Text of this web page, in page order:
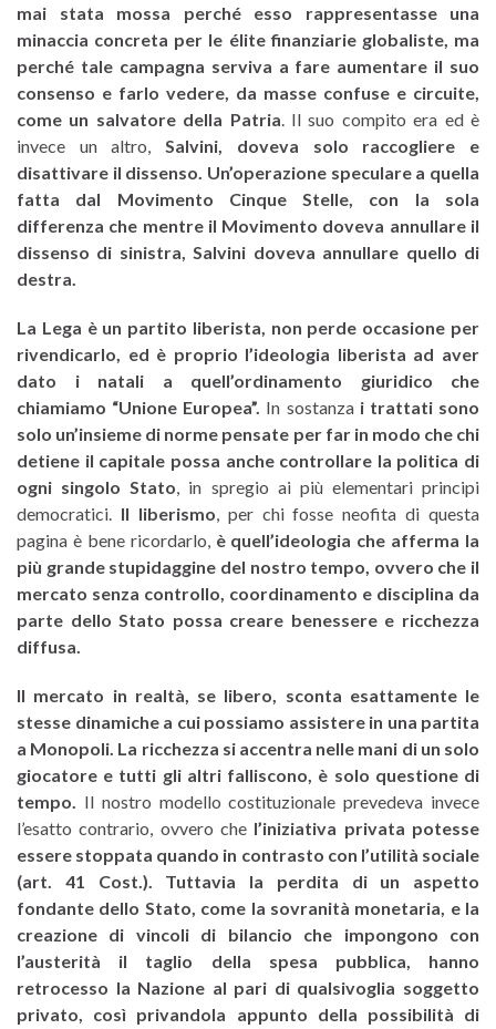
mai stata mossa perché esso rappresentasse una
minaccia concreta per le élite finanziarie globaliste, ma
perché tale campagna serviva a fare aumentare il suo
consenso e farlo vedere, da masse confuse e circuite,
come un salvatore della Patria. Il suo compito era ed è
invece un altro,Salvini, doveva solo raccogliere e
disattivare il dissenso. Un’operazione speculare a quella
fatta dal Movimento Cinque Stelle, con la sola
differenza che mentre il Movimento doveva annullare il
dissenso di sinistra, Salvini doveva annullare quello di
destra.
La Lega è un partito liberista, non perde occasione per
rivendicarlo, ed è proprio l’ideologia liberista ad aver
dato i natali a quell’ordinamento giuridico che
chiamiamo “Unione Europea”. In sostanza i trattati sono
solo un’insieme di norme pensate per far in modo che chi
detiene il capitale possa anche controllare la politica di
ogni singolo Stato, in spregio ai più elementari principi
democratici. Il liberismo, per chi fosse neofita di questa
pagina è bene ricordarlo, è quell’ideologia che afferma la
più grande stupidaggine del nostro tempo, ovvero che il
mercato senza controllo, coordinamento e disciplina da
parte dello Stato possa creare benessere e ricchezza
diffusa.
Il mercato in realtà, se libero, sconta esattamente le
stesse dinamiche a cui possiamo assistere in una partita
a Monopoli. La ricchezza si accentra nelle mani di un solo
giocatore e tutti gli altri falliscono, è solo questione di
tempo. Il nostro modello costituzionale prevedeva invece
l’esatto contrario, ovvero che l’iniziativa privata potesse
essere stoppata quando in contrasto con l’utilità sociale
(art. 41 Cost.).
Tuttavia la perdita di un aspetto
fondante dello Stato, come la sovranità monetaria, e la
creazione di vincoli di bilancio che impongono con
l’austerità il taglio della spesa pubblica, hanno
retrocesso la Nazione al pari di qualsivoglia soggetto
privato, così privandola appunto della possibilità di